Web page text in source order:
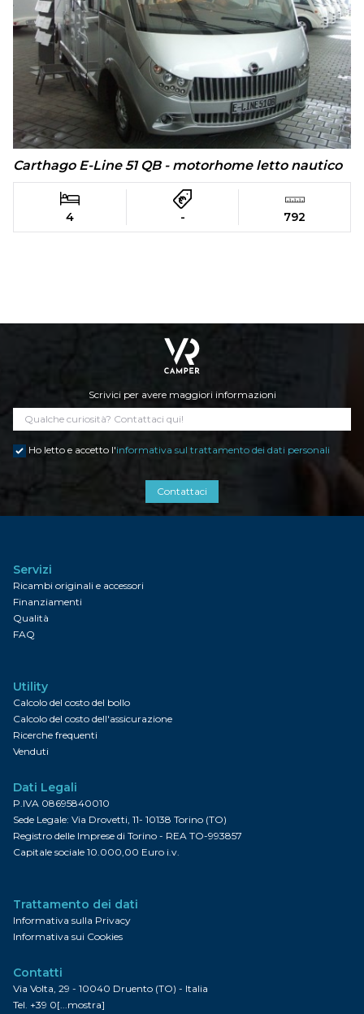
Carthago E-Line 51 QB - motorhome letto nautico
4 - 792
Scrivici per avere maggiori informazioni
Ho letto e accetto l'informativa sul trattamento dei dati personali
Contattaci
Servizi
Ricambi originali e accessori
Finanziamenti
Qualità
FAQ
Utility
Calcolo del costo del bollo
Calcolo del costo dell'assicurazione
Ricerche frequenti
Venduti
Dati Legali
P.IVA 08695840010
Sede Legale: Via Drovetti, 11- 10138 Torino (TO)
Registro delle Imprese di Torino - REA TO-993857
Capitale sociale 10.000,00 Euro i.v.
Trattamento dei dati
Informativa sulla Privacy
Informativa sui Cookies
Contatti
Via Volta, 29 - 10040 Druento (TO) - Italia
Tel. +39 0[...mostra]